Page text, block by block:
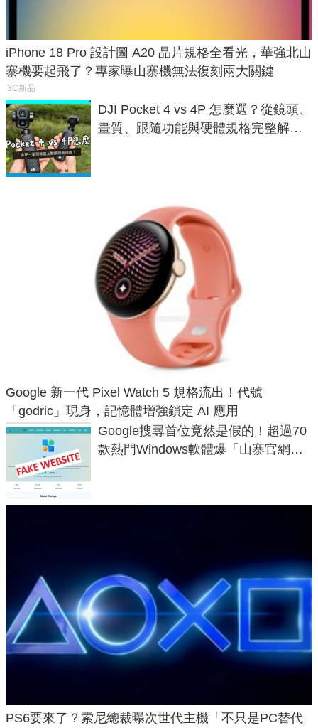
iPhone 18 Pro 設計圖 A20 晶片規格全看光，華強北山
寨機要起飛了？專家曝山寨機無法復刻兩大關鍵
3C新品
DJI Pocket 4 vs 4P 怎麼選？從鏡頭、
畫質、跟隨功能與硬體規格完整解
Google 新一代 Pixel Watch 5 規格流出！代號
「godric」現身，記憶體增強鎖定 AI 應用
Google搜尋首位竟然是假的！超過70
款熱門Windows軟體爆「山寨官網」
PS6要來了？索尼總裁曝次世代主機「不只是PC替代